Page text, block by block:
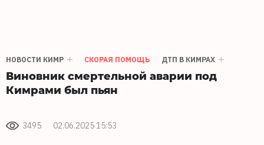
НОВОСТИ КИМР СКОРАЯ ПОМОЩЬ ДТП В КИМРАХ
Виновник смертельной аварии под
Кимрами был пьян
3495 02.06.2025 15:53